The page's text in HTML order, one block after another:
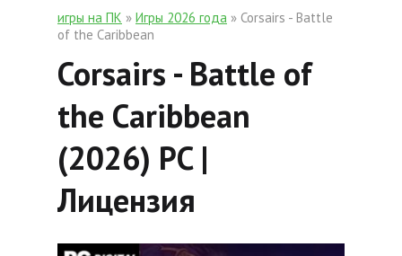
игры на ПК » Игры 2026 года » Corsairs - Battle
of the Caribbean
Corsairs - Battle of
the Caribbean
(2026) PC |
Лицензия